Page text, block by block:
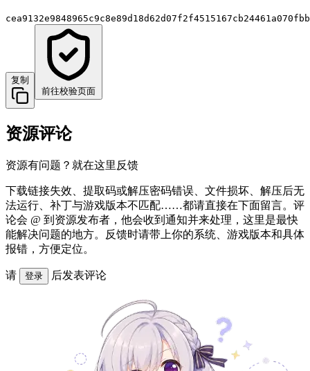
复制
前往校验页面
资源评论
资源有问题？就在这里反馈
下载链接失效、提取码或解压密码错误、文件损坏、解压后无
法运行、补丁与游戏版本不匹配……都请直接在下面留言。评
论会 @ 到资源发布者，他会收到通知并来处理，这里是最快
能解决问题的地方。反馈时请带上你的系统、游戏版本和具体
报错，方便定位。
请 登录 后发表评论